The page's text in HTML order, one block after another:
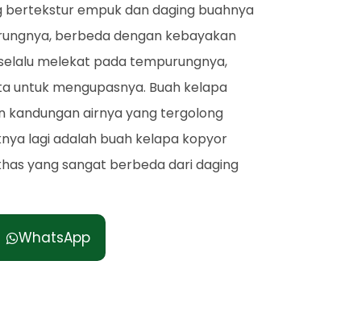
bertekstur empuk dan daging buahnya
berbeda dengan kebayakan
melekat pada tempurungnya,
untuk mengupasnya. Buah kelapa
kandungan airnya yang tergolong
lagi adalah buah kelapa kopyor
yang sangat berbeda dari daging
WhatsApp